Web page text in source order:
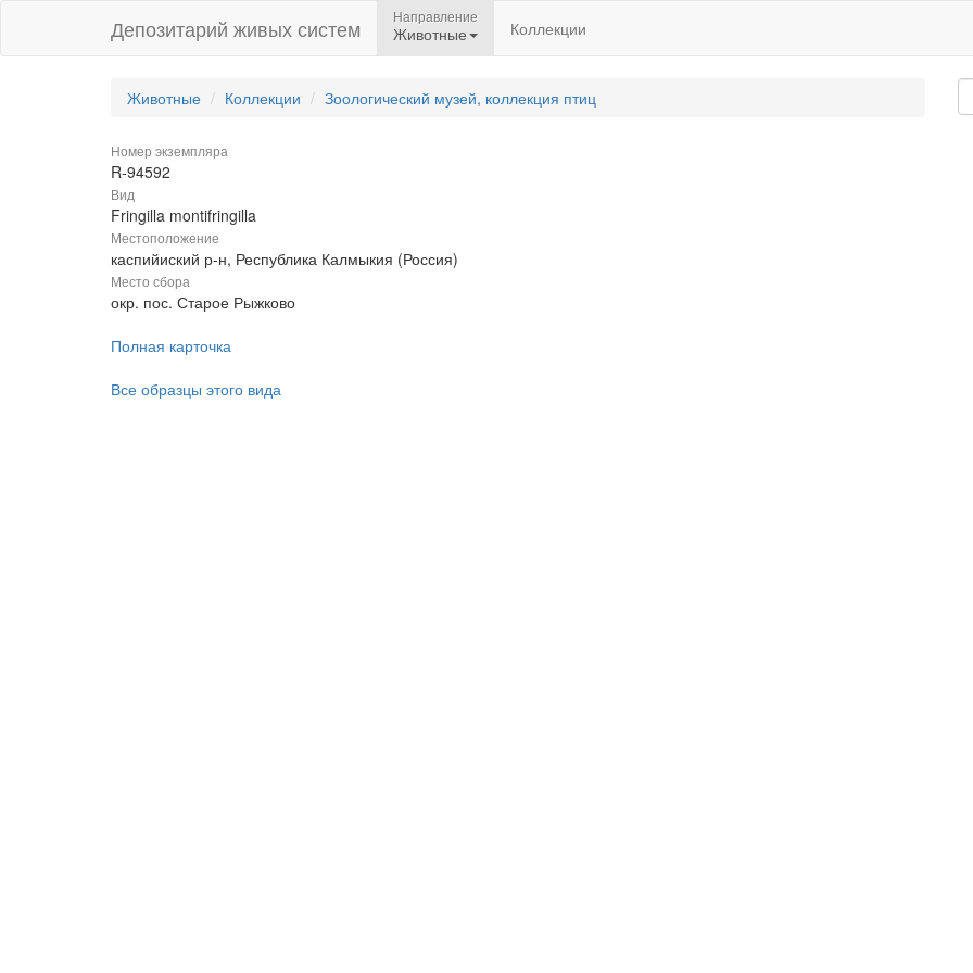
Депозитарий живых систем Направление
Животные Коллекции
Животные Коллекции Зоологический музей, коллекция птиц
Номер экземпляра
R-94592
Вид
Fringilla montifringilla
Местоположение
каспийиский р-н, Республика Калмыкия (Россия)
Место сбора
окр. пос. Старое Рыжково
Полная карточка
Все образцы этого вида